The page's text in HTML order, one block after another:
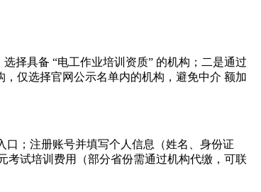
择具备 “电工作业培训资质” 的机构；二是通过
仅选择官网公示名单内的机构，避免中介 额加
口；注册账号并填写个人信息（姓名、身份证
考试培训费用（部分省份需通过机构代缴，可联